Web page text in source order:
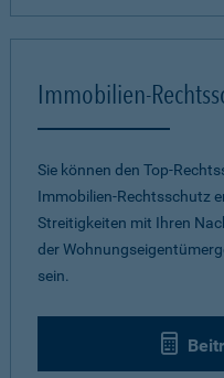
Immobilien-
Sie können den Top-
Immobilien-Rechtsschutz
Streitigkeiten mit Ihren
der
sein.